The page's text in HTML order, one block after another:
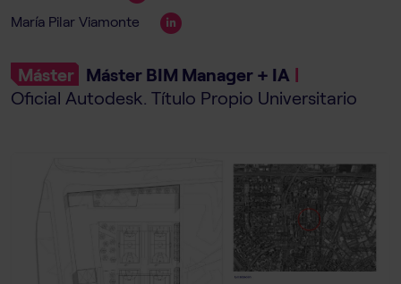
María Pilar Viamonte
Máster Máster BIM Manager + IA |
Oficial Autodesk. Título Propio Universitario